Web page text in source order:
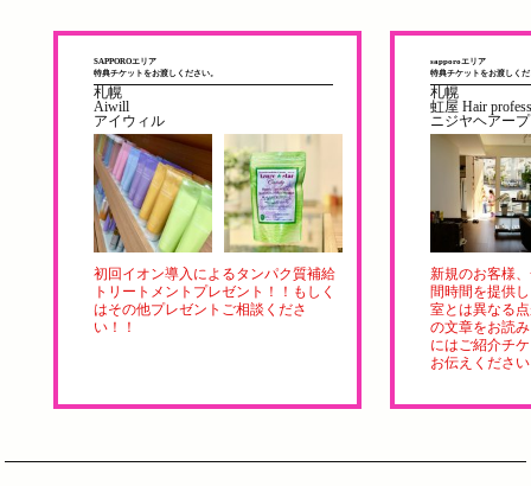
SAPPOROエリア
特典チケットをお渡しください。
札幌
Aiwill
アイウィル
初回イオン導入によるタンパク質補給
トリートメントプレゼント！！もしく
はその他プレゼントご相談くださ
い！！
sapporoエリア
特典チケットをお渡しくだ
札幌
虹屋 Hair
ニジヤヘアー
新規のお客様
間時間を提供
室とは異なる
の文章をお読
にはご紹介チ
お伝えくださ